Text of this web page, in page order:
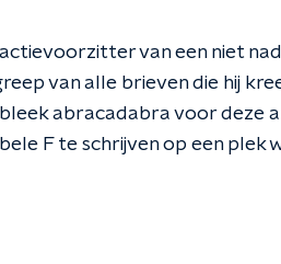
van een niet
van alle brieven die hij
abracadabra voor deze
F te schrijven op een plek